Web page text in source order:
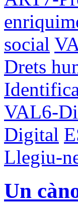
social
Drets
VAL6-
Digital
Llegiu-
Un